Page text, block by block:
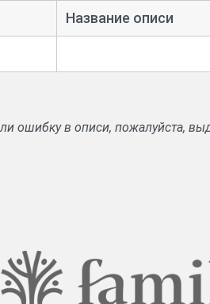
Название описи
ошибку в описи, пожалуйста,